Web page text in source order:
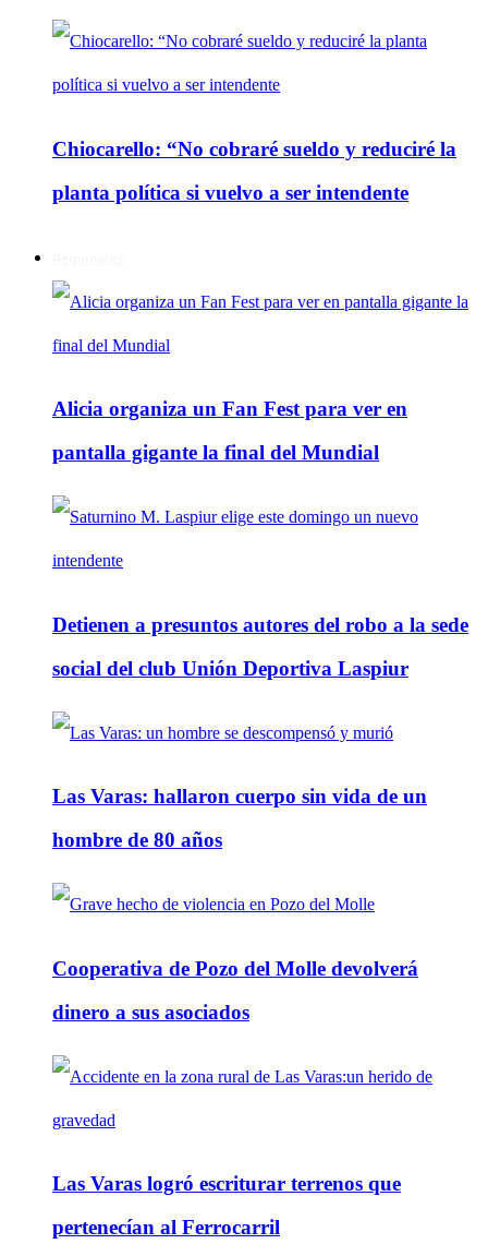
Chiocarello: “No cobraré sueldo y reduciré la
planta política si vuelvo a ser intendente
Alicia organiza un Fan Fest para ver en
pantalla gigante la final del Mundial
Detienen a presuntos autores del robo a la sede
social del club Unión Deportiva Laspiur
Las Varas: hallaron cuerpo sin vida de un
hombre de 80 años
Cooperativa de Pozo del Molle devolverá
dinero a sus asociados
Las Varas logró escriturar terrenos que
pertenecían al Ferrocarril